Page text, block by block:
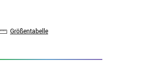
Größentabelle